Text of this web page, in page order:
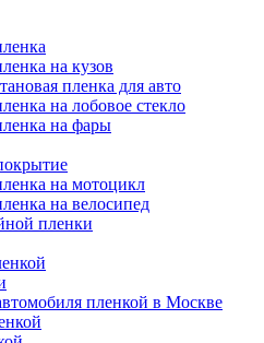
на кузов
пленка для авто
на лобовое стекло
на фары
на мотоцикл
на велосипед
пленки
пленкой в Москве